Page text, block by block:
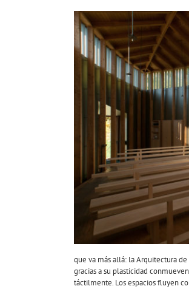
que va más allá: la Arquitectura
gracias a su plasticidad
táctilmente. Los espacios fluyen